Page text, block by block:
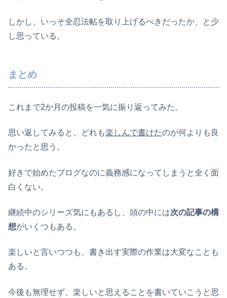
しかし、いっそ全忍法帖を取り上げるべきだったか、と少
し思っている。
まとめ
これまで2か月の投稿を一気に振り返ってみた。
思い返してみると、どれも楽しんで書けたのが何よりも良
かったと思う。
好きで始めたブログなのに義務感になってしまうと全く面
白くない。
継続中のシリーズ気にもあるし、頭の中には次の記事の構
想がいくつもある。
楽しいと言いつつも、書き出す実際の作業は大変なことも
ある。
今後も無理せず、楽しいと思えることを書いていこうと思